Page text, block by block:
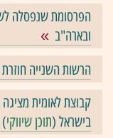
הפרסומת שנפסלה
ובארה"ב
הרשות השנייה
קבוצת לאומית מציגה
בישראל (תוכן שיווקי)